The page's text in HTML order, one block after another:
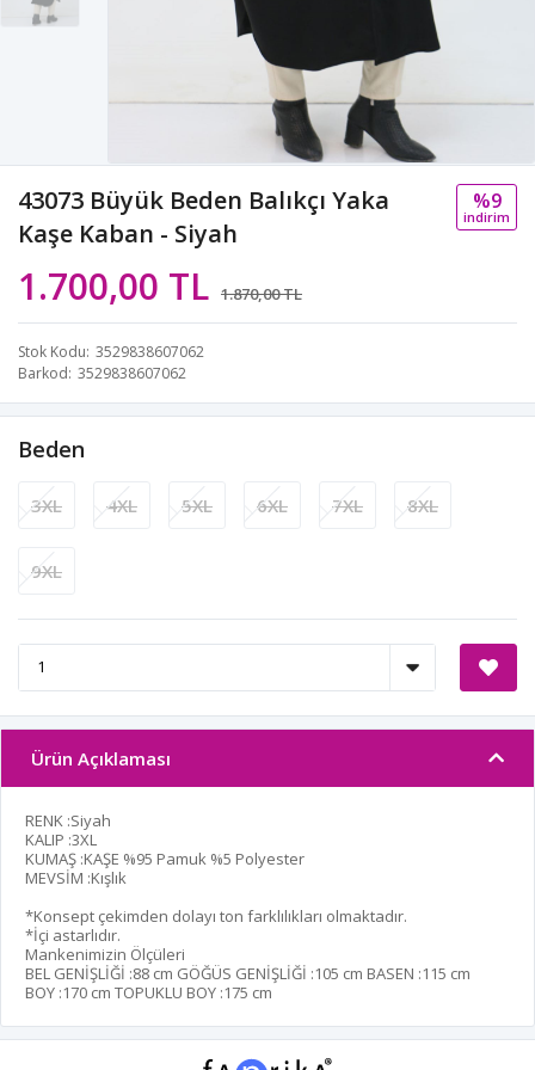
43073 Büyük Beden Balıkçı Yaka
Kaşe Kaban - Siyah
1.700,00 TL 1.870,00 TL
%9
i̇ndi̇ri̇m
Stok Kodu 3529838607062
Barkod 3529838607062
Beden
3XL 4XL 5XL 6XL 7XL 8XL
9XL
Ürün Açıklaması
RENK :Siyah
KALIP :3XL
KUMAŞ :KAŞE %95 Pamuk %5 Polyester
MEVSİM :Kışlık
*Konsept çekimden dolayı ton farklılıkları olmaktadır.
*İçi astarlıdır.
Mankenimizin Ölçüleri
BEL GENİŞLİĞİ :88 cm GÖĞÜS GENİŞLİĞİ :105 cm BASEN :115 cm
BOY :170 cm TOPUKLU BOY :175 cm